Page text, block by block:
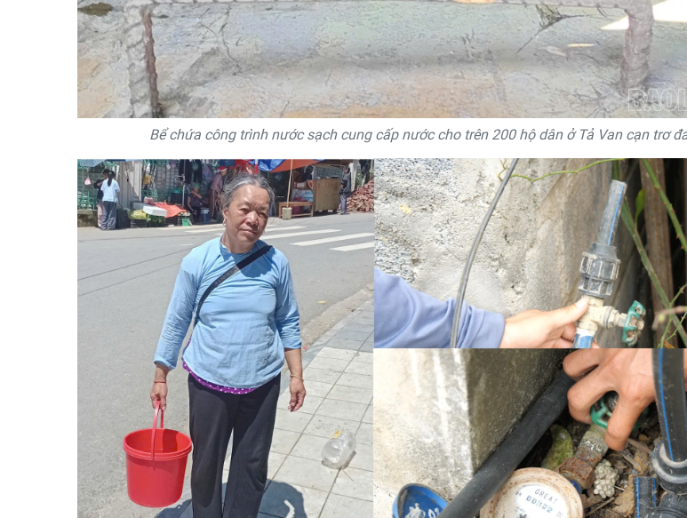
Bể chứa công trình nước sạch cung cấp nước cho trên 200 hộ dân ở Tả Van cạn trơ